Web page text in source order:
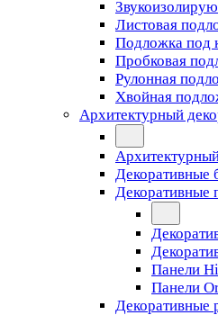
Листовая
Подложка под
Пробковая
Рулонная
Хвойная
Архитектурный
Декоративные
Декоративные
Панели
Панели
Декоративные